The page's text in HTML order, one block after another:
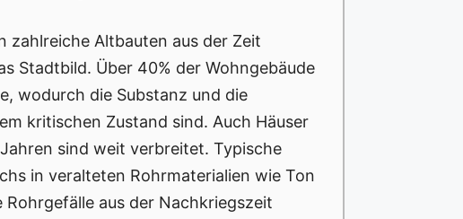
zahlreiche Altbauten aus der Zeit
Stadtbild. Über 40% der Wohngebäude
wodurch die Substanz und die
kritischen Zustand sind. Auch Häuser
sind weit verbreitet. Typische
in veralteten Rohrmaterialien wie Ton
Rohrgefälle aus der Nachkriegszeit